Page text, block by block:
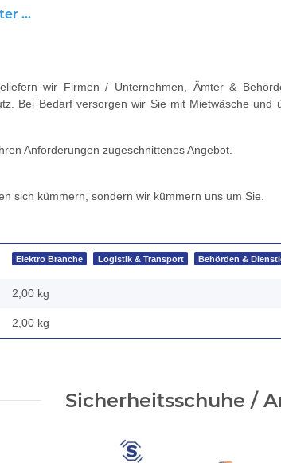
...
wir Firmen / Unternehmen, Ämter &
Bei Bedarf versorgen wir Sie mit Mietwäsche
Anforderungen zugeschnittenes Angebot.
sich kümmern, sondern wir kümmern uns um Sie.
Elektro Branche Logistik & Transport Behörden &
2,00 kg
2,00 kg
Sicherheitsschuhe /